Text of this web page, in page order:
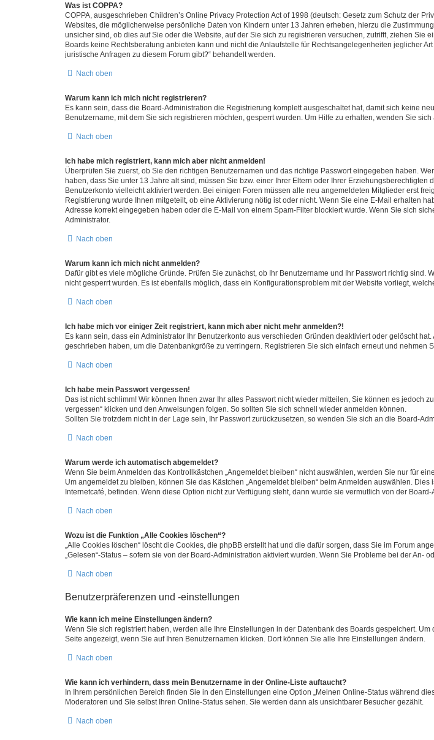
Was ist COPPA?
COPPA, ausgeschrieben Children’s Online Privacy Protection Act of 1998 (deutsch: Gesetz zum Schutz der
Websites, die möglicherweise persönliche Daten von Kindern unter 13 Jahren erheben, hierzu die
unsicher sind, ob dies auf Sie oder die Website, auf der Sie sich zu registrieren versuchen, zutrifft, ziehen
Boards keine Rechtsberatung anbieten kann und nicht die Anlaufstelle für Rechtsangelegenheiten jeglicher
juristische Anfragen zu diesem Forum gibt?“ behandelt werden.
Nach oben
Warum kann ich mich nicht registrieren?
Es kann sein, dass die Board-Administration die Registrierung komplett ausgeschaltet hat, damit sich keine
Benutzername, mit dem Sie sich registrieren möchten, gesperrt wurden. Um Hilfe zu erhalten, wenden Sie sich
Nach oben
Ich habe mich registriert, kann mich aber nicht anmelden!
Überprüfen Sie zuerst, ob Sie den richtigen Benutzernamen und das richtige Passwort eingegeben haben.
haben, dass Sie unter 13 Jahre alt sind, müssen Sie bzw. einer Ihrer Eltern oder Ihrer
Benutzerkonto vielleicht aktiviert werden. Bei einigen Foren müssen alle neu angemeldeten Mitglieder erst
Registrierung wurde Ihnen mitgeteilt, ob eine Aktivierung nötig ist oder nicht. Wenn Sie eine E-Mail erhalten
Adresse korrekt eingegeben haben oder die E-Mail von einem Spam-Filter blockiert wurde. Wenn Sie sich
Administrator.
Nach oben
Warum kann ich mich nicht anmelden?
Dafür gibt es viele mögliche Gründe. Prüfen Sie zunächst, ob Ihr Benutzername und Ihr Passwort richtig
nicht gesperrt wurden. Es ist ebenfalls möglich, dass ein Konfigurationsproblem mit der Website vorliegt,
Nach oben
Ich habe mich vor einiger Zeit registriert, kann mich aber nicht mehr anmelden?!
Es kann sein, dass ein Administrator Ihr Benutzerkonto aus verschieden Gründen deaktiviert oder gelöscht
geschrieben haben, um die Datenbankgröße zu verringern. Registrieren Sie sich einfach erneut und nehmen
Nach oben
Ich habe mein Passwort vergessen!
Das ist nicht schlimm! Wir können Ihnen zwar Ihr altes Passwort nicht wieder mitteilen, Sie können es jedoch
vergessen“ klicken und den Anweisungen folgen. So sollten Sie sich schnell wieder anmelden können.
Sollten Sie trotzdem nicht in der Lage sein, Ihr Passwort zurückzusetzen, so wenden Sie sich an die Board-
Nach oben
Warum werde ich automatisch abgemeldet?
Wenn Sie beim Anmelden das Kontrollkästchen „Angemeldet bleiben“ nicht auswählen, werden Sie nur für
Um angemeldet zu bleiben, können Sie das Kästchen „Angemeldet bleiben“ beim Anmelden auswählen.
Internetcafé, befinden. Wenn diese Option nicht zur Verfügung steht, dann wurde sie vermutlich von der
Nach oben
Wozu ist die Funktion „Alle Cookies löschen“?
„Alle Cookies löschen“ löscht die Cookies, die phpBB erstellt hat und die dafür sorgen, dass Sie im Forum
„Gelesen“-Status – sofern sie von der Board-Administration aktiviert wurden. Wenn Sie Probleme bei der An-
Nach oben
Benutzerpräferenzen und -einstellungen
Wie kann ich meine Einstellungen ändern?
Wenn Sie sich registriert haben, werden alle Ihre Einstellungen in der Datenbank des Boards gespeichert.
Seite angezeigt, wenn Sie auf Ihren Benutzernamen klicken. Dort können Sie alle Ihre Einstellungen ändern.
Nach oben
Wie kann ich verhindern, dass mein Benutzername in der Online-Liste auftaucht?
In Ihrem persönlichen Bereich finden Sie in den Einstellungen eine Option „Meinen Online-Status während
Moderatoren und Sie selbst Ihren Online-Status sehen. Sie werden dann als unsichtbarer Besucher gezählt.
Nach oben